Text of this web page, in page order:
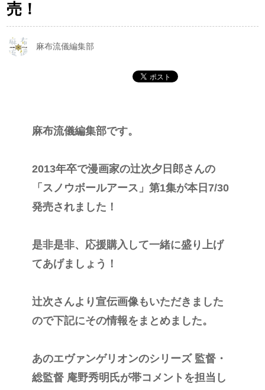
売！
麻布流儀編集部
麻布流儀編集部です。
2013年卒で漫画家の辻次夕日郎さんの
「スノウボールアース」第1集が本日7/30
発売されました！
是非是非、応援購入して一緒に盛り上げ
てあげましょう！
辻次さんより宣伝画像もいただきました
ので下記にその情報をまとめました。
あのエヴァンゲリオンのシリーズ 監督・
総監督 庵野秀明氏が帯コメントを担当し